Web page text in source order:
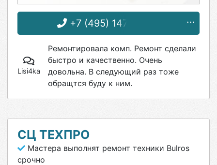
+7 (495) 147-69-38
Lisi4ka
Ремонтировала комп. Ремонт сделали
быстро и качественно. Очень
довольна. В следующий раз тоже
обращтся буду к ним.
СЦ ТЕХПРО
Мастера выполнят ремонт техники Bulros
срочно